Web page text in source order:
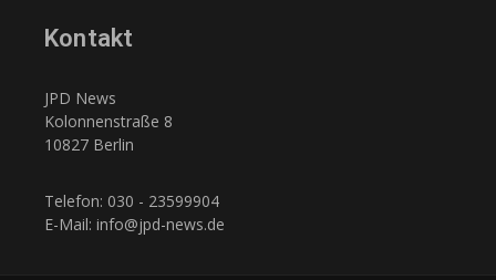
Kontakt
JPD News
Kolonnenstraße 8
10827 Berlin
Telefon: 030 - 23599904
E-Mail: info@jpd-news.de